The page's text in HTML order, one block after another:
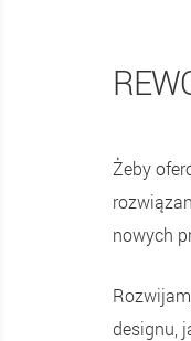
Żeby
nowych
designu,